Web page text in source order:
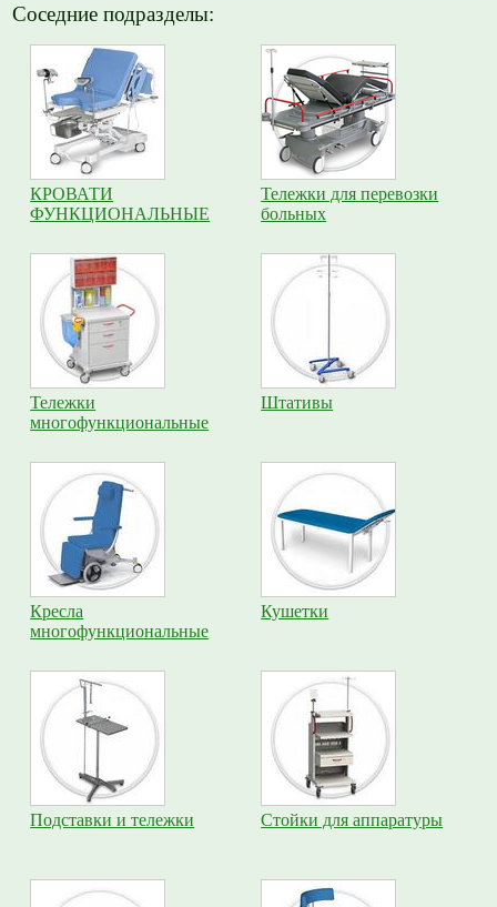
Соседние подразделы:
КРОВАТИ
ФУНКЦИОНАЛЬНЫЕ
Тележки для перевозки
больных
Тележки
многофункциональные
Штативы
Кресла
многофункциональные
Кушетки
Подставки и тележки Стойки для аппаратуры